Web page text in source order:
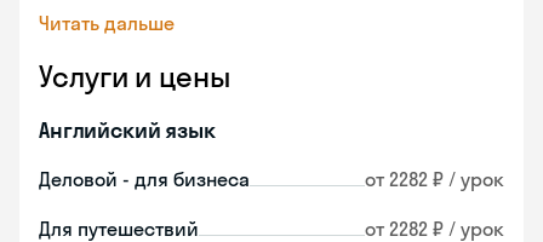
Читать дальше
Услуги и цены
Английский язык
Деловой - для бизнеса от 2282 ₽ / урок
Для путешествий от 2282 ₽ / урок